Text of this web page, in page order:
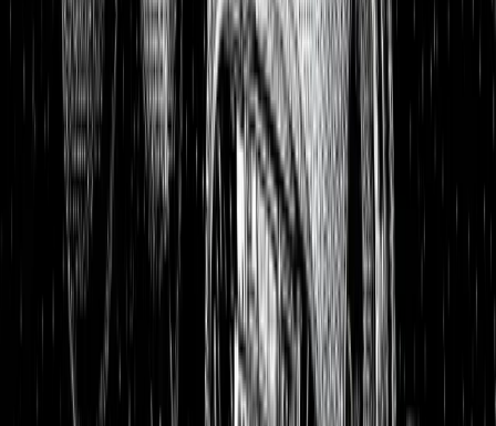
Einloggen
Home